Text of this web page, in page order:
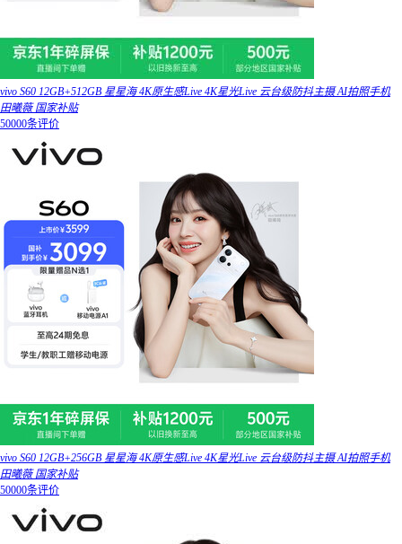
vivo S60 12GB+512GB 星星海 4K原生感Live 4K星光Live 云台级防抖主摄 AI拍照手机
田曦薇 国家补贴
50000条评价
vivo S60 12GB+256GB 星星海 4K原生感Live 4K星光Live 云台级防抖主摄 AI拍照手机
田曦薇 国家补贴
50000条评价